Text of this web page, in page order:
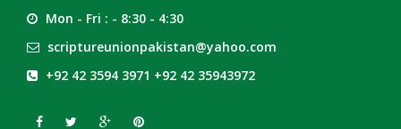
Mon - Fri : - 8:30 - 4:30
scriptureunionpakistan@yahoo.com
+92 42 3594 3971 +92 42 35943972